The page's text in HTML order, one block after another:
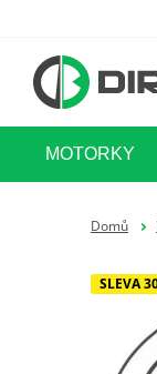
MOTORKY
Domů
SLEVA